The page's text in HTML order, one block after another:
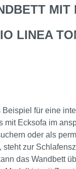
LINEA
Beispiel für eine
Ecksofa im
oder als
zur
das Wandbett